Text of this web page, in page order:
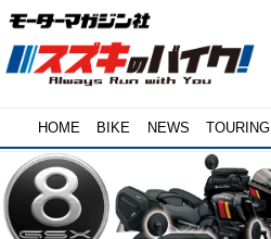
HOME BIKE NEWS TOURING